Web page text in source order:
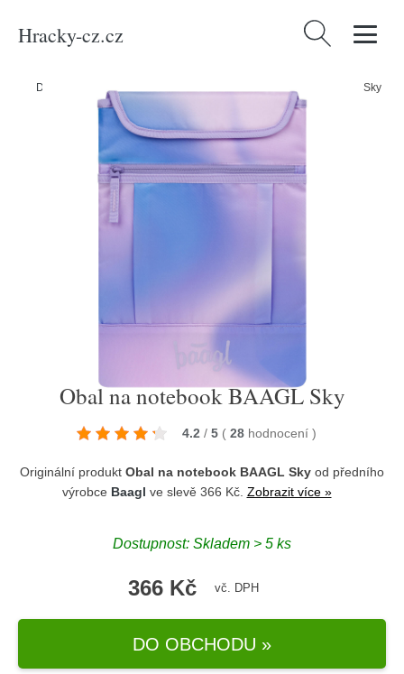
Hracky-cz.cz Vyhledávání
Domů Produkty Obal na notebook BAAGL Sky
Obal na notebook BAAGL Sky
4.2 / 5 ( 28 hodnocení )
Originální produkt Obal na notebook BAAGL Sky od předního
výrobce Baagl ve slevě 366 Kč. Zobrazit více »
Dostupnost: Skladem > 5 ks
366 Kč vč. DPH
DO OBCHODU »